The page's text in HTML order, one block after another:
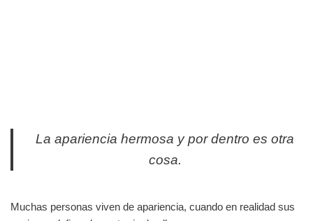
La apariencia hermosa y por dentro es otra
cosa.
Muchas personas viven de apariencia, cuando en realidad sus